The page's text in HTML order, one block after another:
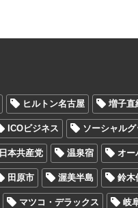
ヒルトン名古屋 増子直
ICOビジネス ソーシャルグ
日本共産党 温泉宿 オー
田原市 渥美半島 鈴木
マツコ・デラックス 岐